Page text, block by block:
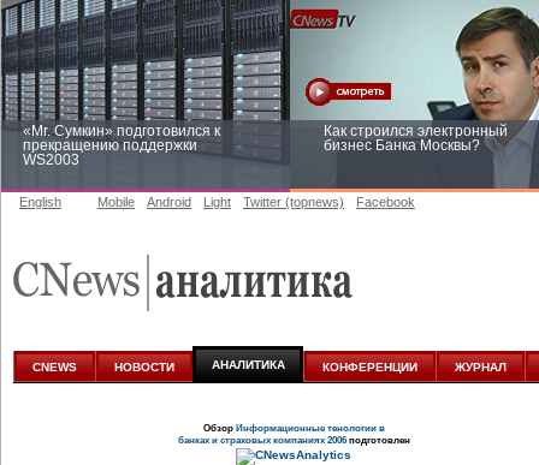
«Mr. Сумкин» подготовился к
прекращению поддержки
WS2003
Как строился электронный
бизнес Банка Москвы?
аналитике
English Mobile Android Light Twitter (topnews) Facebook
CNEWS НОВОСТИ АНАЛИТИКА КОНФЕРЕНЦИИ ЖУРНАЛ
Обзор Информационные тенологии в
банках и страховых компаниях 2006подготовлен